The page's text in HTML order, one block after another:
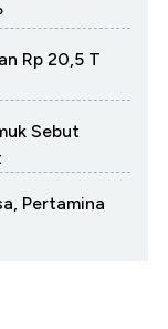
Rp 20,5 T
Sebut
Pertamina